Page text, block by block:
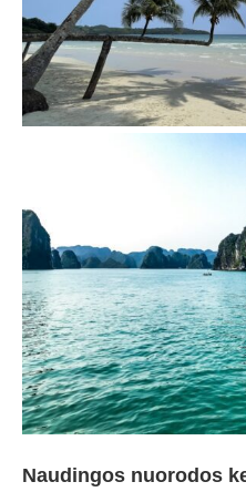
Naudingos nuorodos